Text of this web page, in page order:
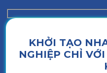
KHỞI TẠO
NGHIỆP CHỈ